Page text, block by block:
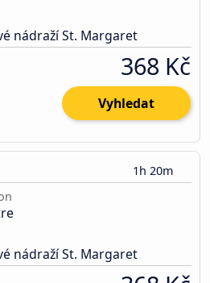
nádraží St. Margaret
368 Kč
Vyhledat
1h 20m
nádraží St. Margaret